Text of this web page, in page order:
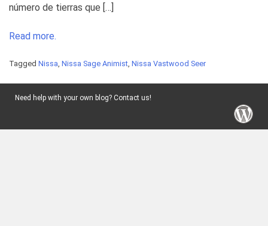
número de tierras que […]
Read more.
Tagged Nissa, Nissa Sage Animist, Nissa Vastwood Seer
Need help with your own blog? Contact us!